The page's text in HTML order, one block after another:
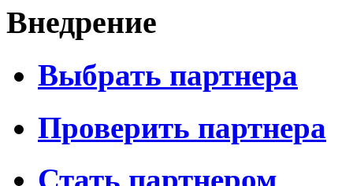
Внедрение
Выбрать партнера
Проверить партнера
Стать партнером